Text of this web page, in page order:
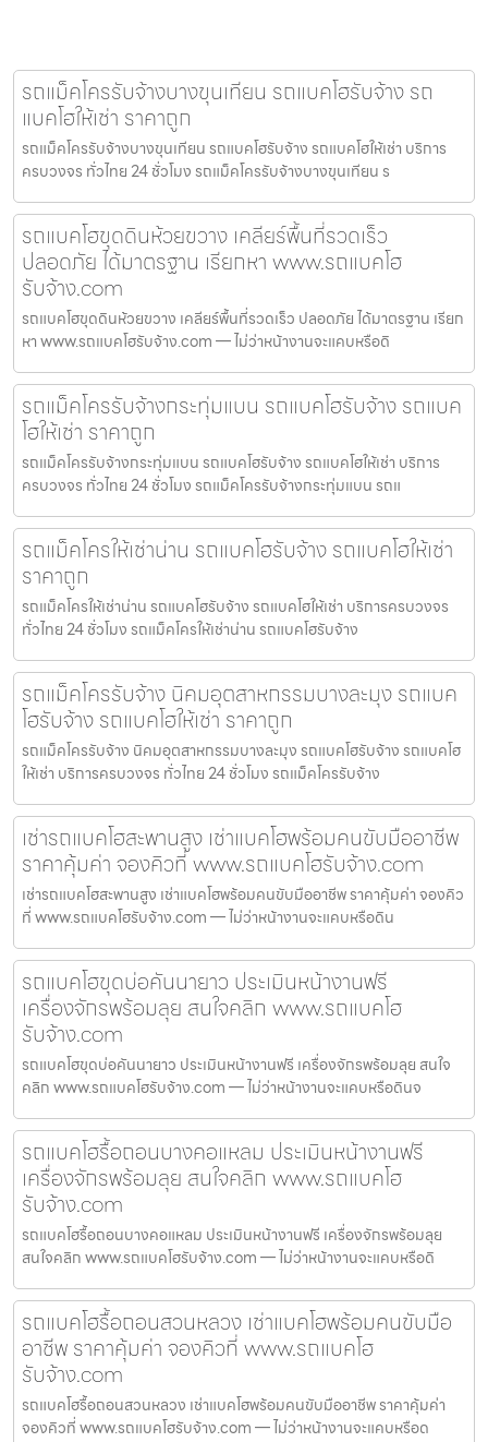
รถแม็คโครรับจ้างบางขุนเทียน รถแบคโฮรับจ้าง รถ
แบคโฮให้เช่า ราคาถูก
รถแม็คโครรับจ้างบางขุนเทียน รถแบคโฮรับจ้าง รถแบคโฮให้เช่า บริการ
ครบวงจร ทั่วไทย 24 ชั่วโมง รถแม็คโครรับจ้างบางขุนเทียน ร
รถแบคโฮขุดดินห้วยขวาง เคลียร์พื้นที่รวดเร็ว
ปลอดภัย ได้มาตรฐาน เรียกหา www.รถแบคโฮ
รับจ้าง.com
รถแบคโฮขุดดินห้วยขวาง เคลียร์พื้นที่รวดเร็ว ปลอดภัย ได้มาตรฐาน เรียก
หา www.รถแบคโฮรับจ้าง.com — ไม่ว่าหน้างานจะแคบหรือดิ
รถแม็คโครรับจ้างกระทุ่มแบน รถแบคโฮรับจ้าง รถแบค
โฮให้เช่า ราคาถูก
รถแม็คโครรับจ้างกระทุ่มแบน รถแบคโฮรับจ้าง รถแบคโฮให้เช่า บริการ
ครบวงจร ทั่วไทย 24 ชั่วโมง รถแม็คโครรับจ้างกระทุ่มแบน รถแ
รถแม็คโครให้เช่าน่าน รถแบคโฮรับจ้าง รถแบคโฮให้เช่า
ราคาถูก
รถแม็คโครให้เช่าน่าน รถแบคโฮรับจ้าง รถแบคโฮให้เช่า บริการครบวงจร
ทั่วไทย 24 ชั่วโมง รถแม็คโครให้เช่าน่าน รถแบคโฮรับจ้าง
รถแม็คโครรับจ้าง นิคมอุตสาหกรรมบางละมุง รถแบค
โฮรับจ้าง รถแบคโฮให้เช่า ราคาถูก
รถแม็คโครรับจ้าง นิคมอุตสาหกรรมบางละมุง รถแบคโฮรับจ้าง รถแบคโฮ
ให้เช่า บริการครบวงจร ทั่วไทย 24 ชั่วโมง รถแม็คโครรับจ้าง
เช่ารถแบคโฮสะพานสูง เช่าแบคโฮพร้อมคนขับมืออาชีพ
ราคาคุ้มค่า จองคิวที่ www.รถแบคโฮรับจ้าง.com
เช่ารถแบคโฮสะพานสูง เช่าแบคโฮพร้อมคนขับมืออาชีพ ราคาคุ้มค่า จองคิว
ที่ www.รถแบคโฮรับจ้าง.com — ไม่ว่าหน้างานจะแคบหรือดิน
รถแบคโฮขุดบ่อคันนายาว ประเมินหน้างานฟรี
เครื่องจักรพร้อมลุย สนใจคลิก www.รถแบคโฮ
รับจ้าง.com
รถแบคโฮขุดบ่อคันนายาว ประเมินหน้างานฟรี เครื่องจักรพร้อมลุย สนใจ
คลิก www.รถแบคโฮรับจ้าง.com — ไม่ว่าหน้างานจะแคบหรือดินจ
รถแบคโฮรื้อถอนบางคอแหลม ประเมินหน้างานฟรี
เครื่องจักรพร้อมลุย สนใจคลิก www.รถแบคโฮ
รับจ้าง.com
รถแบคโฮรื้อถอนบางคอแหลม ประเมินหน้างานฟรี เครื่องจักรพร้อมลุย
สนใจคลิก www.รถแบคโฮรับจ้าง.com — ไม่ว่าหน้างานจะแคบหรือดิ
รถแบคโฮรื้อถอนสวนหลวง เช่าแบคโฮพร้อมคนขับมือ
อาชีพ ราคาคุ้มค่า จองคิวที่ www.รถแบคโฮ
รับจ้าง.com
รถแบคโฮรื้อถอนสวนหลวง เช่าแบคโฮพร้อมคนขับมืออาชีพ ราคาคุ้มค่า
จองคิวที่ www.รถแบคโฮรับจ้าง.com — ไม่ว่าหน้างานจะแคบหรือด